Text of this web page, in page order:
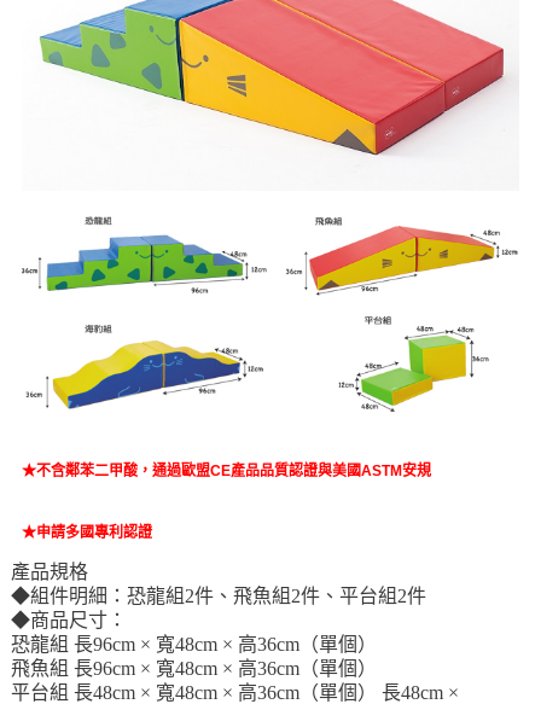
★不含鄰苯二甲酸， 通過歐盟CE產品品質認證與美國ASTM安規
★申請多國專利認證
產品規格
◆組件明細：恐龍組2件、飛魚組2件、平台組2件
◆商品尺寸：
恐龍組 長96cm × 寬48cm × 高36cm（單個）
飛魚組 長96cm × 寬48cm × 高36cm（單個）
平台組 長48cm × 寬48cm × 高36cm（單個） 長48cm ×